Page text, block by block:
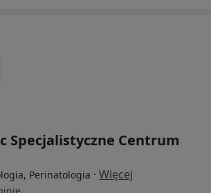
Specjalistyczne Centrum
Perinatologia · Więcej